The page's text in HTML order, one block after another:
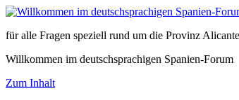
für alle Fragen speziell rund um die Provinz
Willkommen im deutschsprachigen Spanien-Forum
Zum Inhalt